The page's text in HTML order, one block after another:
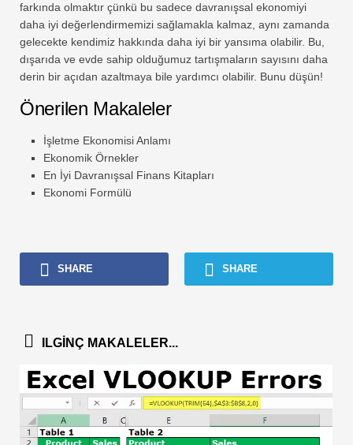
farkında olmaktır çünkü bu sadece davranışsal ekonomiyi
daha iyi değerlendirmemizi sağlamakla kalmaz, aynı zamanda
gelecekte kendimiz hakkında daha iyi bir yansıma olabilir. Bu,
dışarıda ve evde sahip olduğumuz tartışmaların sayısını daha
derin bir açıdan azaltmaya bile yardımcı olabilir. Bunu düşün!
Önerilen Makaleler
İşletme Ekonomisi Anlamı
Ekonomik Örnekler
En İyi Davranışsal Finans Kitapları
Ekonomi Formülü
SHARE SHARE
ILGINÇ MAKALELER...